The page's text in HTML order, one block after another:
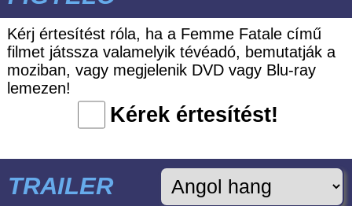
Kérj értesítést róla, ha a Femme Fatale című
filmet játssza valamelyik tévéadó, bemutatják a
moziban, vagy megjelenik DVD vagy Blu-ray
lemezen!
Kérek értesítést!
TRAILER